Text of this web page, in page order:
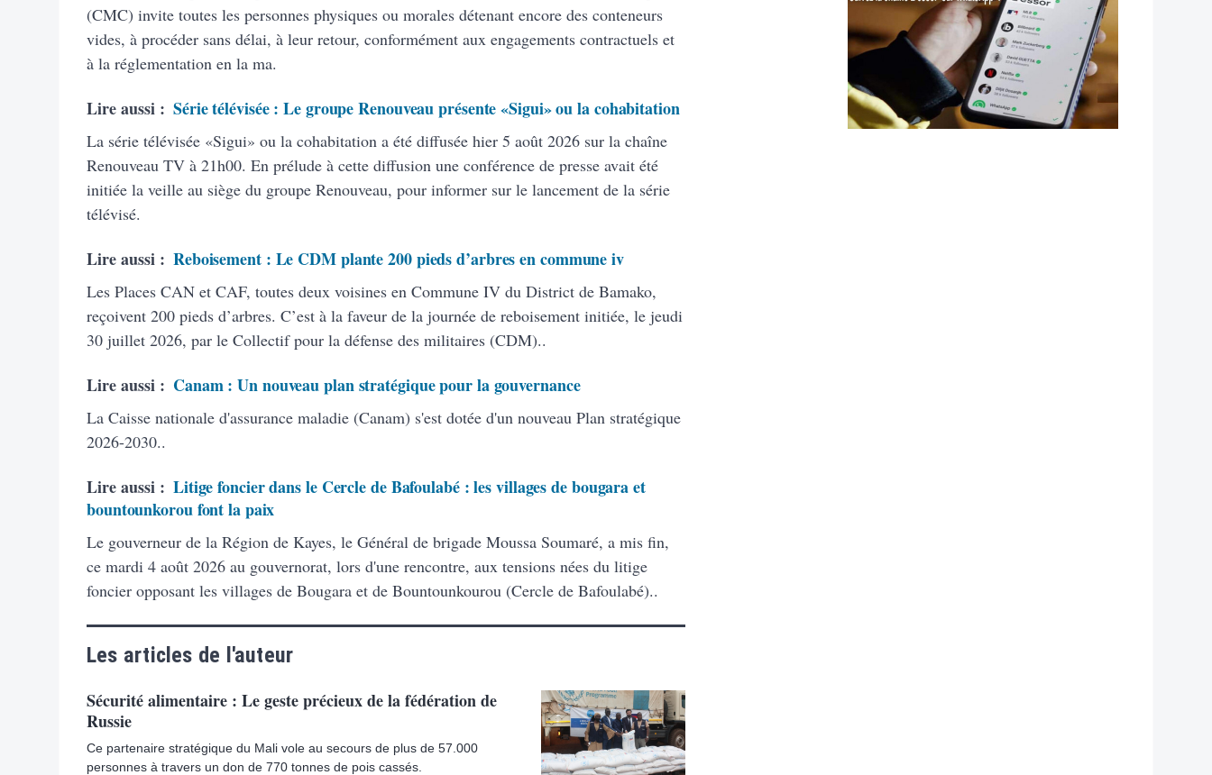
(CMC) invite toutes les personnes physiques ou morales détenant encore des conteneurs
vides, à procéder sans délai, à leur retour, conformément aux engagements contractuels et
à la réglementation en la ma.
Lire aussi : Série télévisée : Le groupe Renouveau présente «Sigui» ou la cohabitation
La série télévisée «Sigui» ou la cohabitation a été diffusée hier 5 août 2026 sur la chaîne
Renouveau TV à 21h00. En prélude à cette diffusion une conférence de presse avait été
initiée la veille au siège du groupe Renouveau, pour informer sur le lancement de la série
télévisé.
Lire aussi : Reboisement : Le CDM plante 200 pieds d’arbres en commune iv
Les Places CAN et CAF, toutes deux voisines en Commune IV du District de Bamako,
reçoivent 200 pieds d’arbres. C’est à la faveur de la journée de reboisement initiée, le jeudi
30 juillet 2026, par le Collectif pour la défense des militaires (CDM)..
Lire aussi : Canam : Un nouveau plan stratégique pour la gouvernance
La Caisse nationale d'assurance maladie (Canam) s'est dotée d'un nouveau Plan stratégique
2026-2030..
Lire aussi : Litige foncier dans le Cercle de Bafoulabé : les villages de bougara et
bountounkorou font la paix
Le gouverneur de la Région de Kayes, le Général de brigade Moussa Soumaré, a mis fin,
ce mardi 4 août 2026 au gouvernorat, lors d'une rencontre, aux tensions nées du litige
foncier opposant les villages de Bougara et de Bountounkourou (Cercle de Bafoulabé)..
Les articles de l'auteur
Sécurité alimentaire : Le geste précieux de la fédération de
Russie
Ce partenaire stratégique du Mali vole au secours de plus de 57.000
personnes à travers un don de 770 tonnes de pois cassés.